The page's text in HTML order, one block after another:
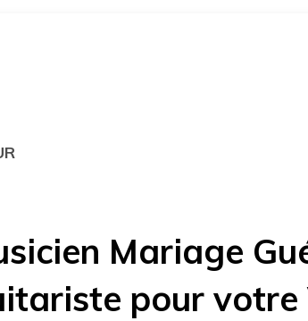
Mariage
pour votre